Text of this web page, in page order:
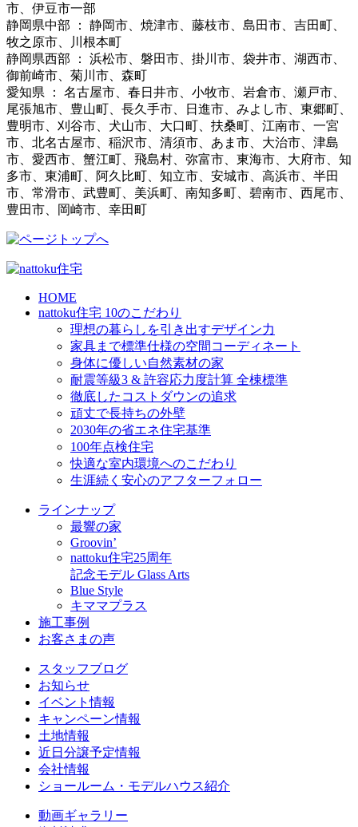
市、伊豆市一部
静岡県中部 ： 静岡市、焼津市、藤枝市、島田市、吉田町、
牧之原市、川根本町
静岡県西部 ： 浜松市、磐田市、掛川市、袋井市、湖西市、
御前崎市、菊川市、森町
愛知県 ： 名古屋市、春日井市、小牧市、岩倉市、瀬戸市、
尾張旭市、豊山町、長久手市、日進市、みよし市、東郷町、
豊明市、刈谷市、犬山市、大口町、扶桑町、江南市、一宮
市、北名古屋市、稲沢市、清須市、あま市、大治市、津島
市、愛西市、蟹江町、飛島村、弥富市、東海市、大府市、知
多市、東浦町、阿久比町、知立市、安城市、高浜市、半田
市、常滑市、武豊町、美浜町、南知多町、碧南市、西尾市、
豊田市、岡崎市、幸田町
HOME
nattoku住宅 10のこだわり
理想の暮らしを引き出すデザイン力
家具まで標準仕様の空間コーディネート
身体に優しい自然素材の家
耐震等級3 & 許容応力度計算 全棟標準
徹底したコストダウンの追求
頑丈で長持ちの外壁
2030年の省エネ住宅基準
100年点検住宅
快適な室内環境へのこだわり
生涯続く安心のアフターフォロー
ラインナップ
最響の家
Groovin’
nattoku住宅25周年
記念モデル Glass Arts
Blue Style
キママプラス
施工事例
お客さまの声
スタッフブログ
お知らせ
イベント情報
キャンペーン情報
土地情報
近日分譲予定情報
会社情報
ショールーム・モデルハウス紹介
動画ギャラリー